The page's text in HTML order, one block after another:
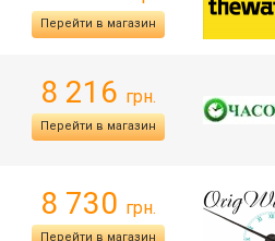
Перейти в магазин
8 216 грн.
Перейти в магазин
8 730 грн.
Перейти в магазин